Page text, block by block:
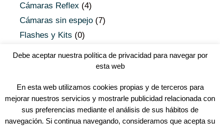
Cámaras Reflex (4)
Cámaras sin espejo (7)
Flashes y Kits (0)
Youtubers
Debe aceptar nuestra política de privacidad para navegar por
esta web
En esta web utilizamos cookies propias y de terceros para
mejorar nuestros servicios y mostrarle publicidad relacionada con
sus preferencias mediante el análisis de sus hábitos de
navegación. Si continua navegando, consideramos que acepta su